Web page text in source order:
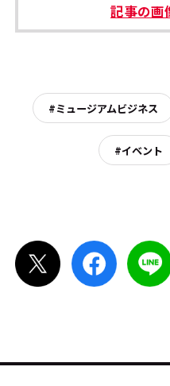
記事の画
#ミュージアムビジネス
#イベント